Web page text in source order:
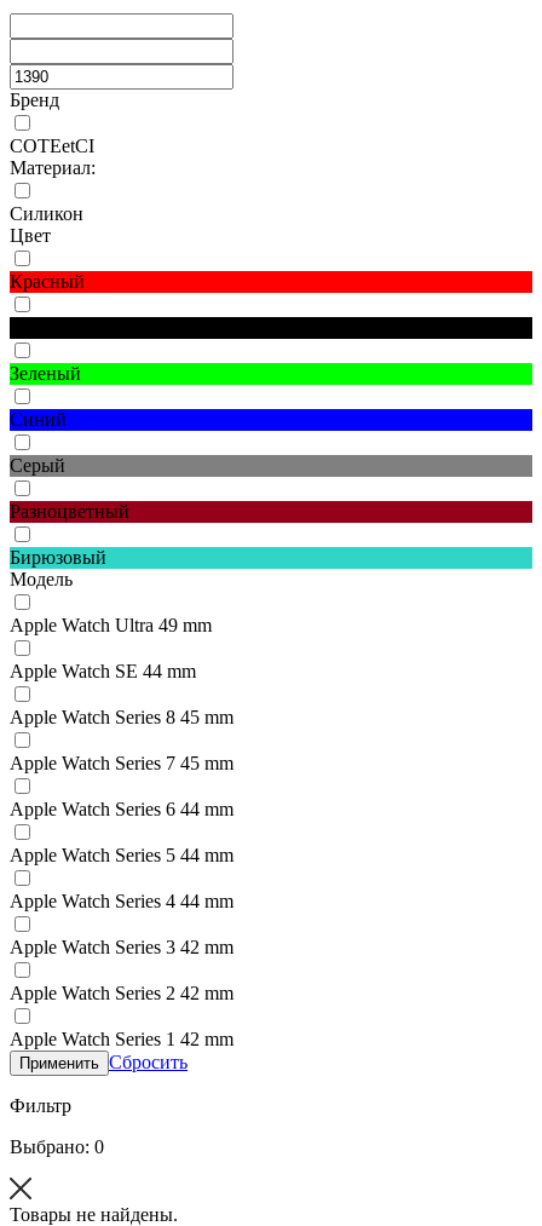
Бренд
COTEetCI
Материал:
Силикон
Цвет
Красный
Зеленый
Синий
Серый
Разноцветный
Бирюзовый
Модель
Apple Watch Ultra 49 mm
Apple Watch SE 44 mm
Apple Watch Series 8 45 mm
Apple Watch Series 7 45 mm
Apple Watch Series 6 44 mm
Apple Watch Series 5 44 mm
Apple Watch Series 4 44 mm
Apple Watch Series 3 42 mm
Apple Watch Series 2 42 mm
Apple Watch Series 1 42 mm
Применить Сбросить
Фильтр
Выбрано: 0
Товары не найдены.